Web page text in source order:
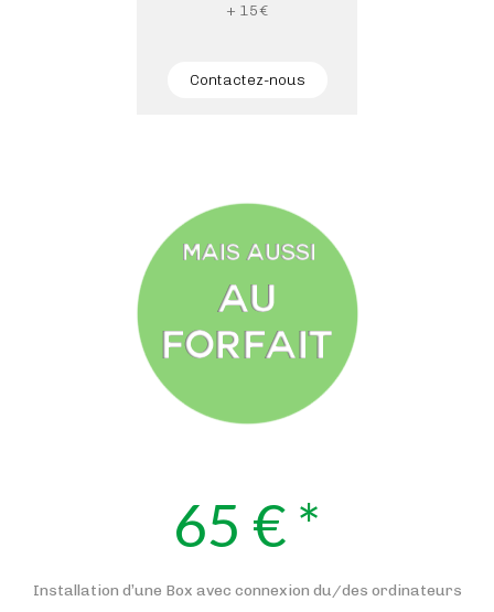
+ 15€
Contactez-nous
65 € *
Installation d’une Box avec connexion du/des ordinateurs